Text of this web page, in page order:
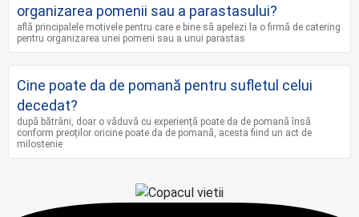
organizarea pomenii sau a parastasului?
află principalele motivele pentru care e bine să apelezi la o firmă de catering
pentru organizarea unei pomeni sau a unui parastas
Cine poate da de pomană pentru sufletul celui
decedat?
după bătrâni, doar o văduvă cu experiență poate da de pomană însă
conform preoților oricine poate da de pomană, acesta fiind un act de
milostenie